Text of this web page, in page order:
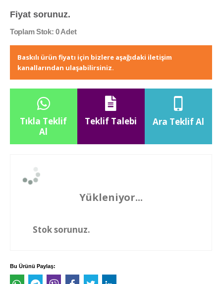
Fiyat sorunuz.
Toplam Stok: 0 Adet
Baskılı ürün fiyatı için bizlere aşağıdaki iletişim
kanallarından ulaşabilirsiniz.
Tıkla Teklif
Al
Teklif Talebi Ara Teklif Al
Yükleniyor...
Stok sorunuz.
Bu Ürünü Paylaş: